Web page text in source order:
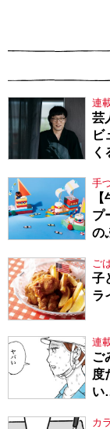
連
芸
ビ
く
手
プ
の
ご
子
ラ
連
ご
度
い
カ